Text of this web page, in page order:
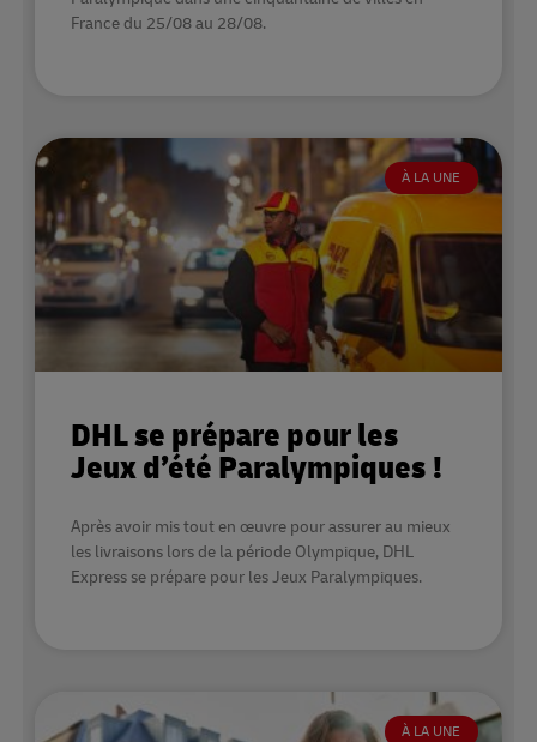
France du 25/08 au 28/08.
À LA UNE
DHL se prépare pour les
Jeux d’été Paralympiques !
Après avoir mis tout en œuvre pour assurer au mieux
les livraisons lors de la période Olympique, DHL
Express se prépare pour les Jeux Paralympiques.
À LA UNE